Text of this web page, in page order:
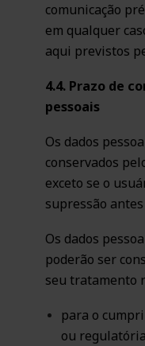
comunicação
em qualquer
aqui previstos
4.4. Prazo de
pessoais
Os dados
conservados
exceto se o
supressão
Os dados
poderão ser
seu tratamento
para o
ou